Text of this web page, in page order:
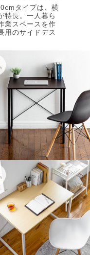
タイプは、横
特長。一人暮ら
業スペースを作
用のサイドデス